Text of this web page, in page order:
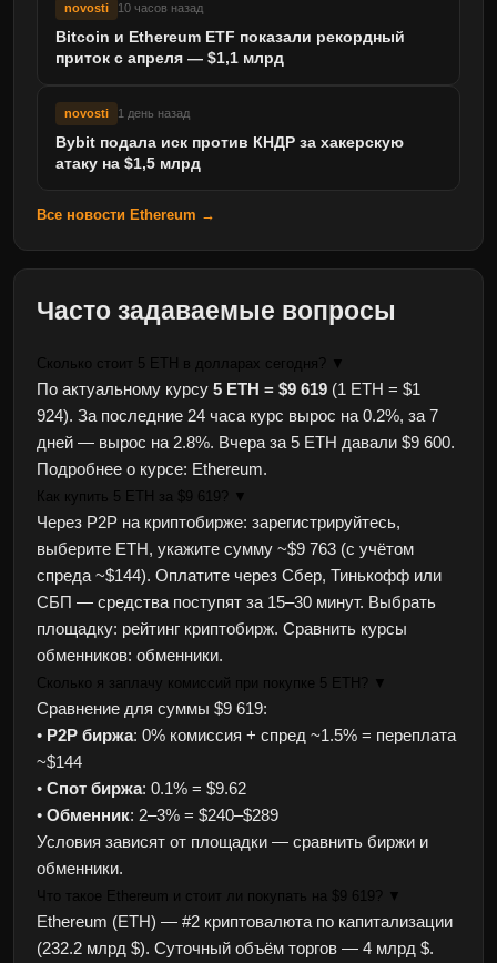
novosti 10 часов назад
Bitcoin и Ethereum ETF показали рекордный
приток с апреля — $1,1 млрд
novosti 1 день назад
Bybit подала иск против КНДР за хакерскую
атаку на $1,5 млрд
Все новости Ethereum →
Часто задаваемые вопросы
Сколько стоит 5 ETH в долларах сегодня? ▼
По актуальному курсу 5 ETH = $9 619 (1 ETH = $1
924). За последние 24 часа курс вырос на 0.2%, за 7
дней — вырос на 2.8%. Вчера за 5 ETH давали $9 600.
Подробнее о курсе: Ethereum.
Как купить 5 ETH за $9 619? ▼
Через P2P на криптобирже: зарегистрируйтесь,
выберите ETH, укажите сумму ~$9 763 (с учётом
спреда ~$144). Оплатите через Сбер, Тинькофф или
СБП — средства поступят за 15–30 минут. Выбрать
площадку: рейтинг криптобирж. Сравнить курсы
обменников: обменники.
Сколько я заплачу комиссий при покупке 5 ETH? ▼
Сравнение для суммы $9 619:
• P2P биржа: 0% комиссия + спред ~1.5% = переплата
~$144
• Спот биржа: 0.1% = $9.62
• Обменник: 2–3% = $240–$289
Условия зависят от площадки — сравнить биржи и
обменники.
Что такое Ethereum и стоит ли покупать на $9 619? ▼
Ethereum (ETH) — #2 криптовалюта по капитализации
(232.2 млрд $). Суточный объём торгов — 4 млрд $.